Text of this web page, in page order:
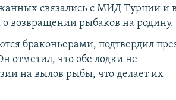
связались с МИД Турции и в
возвращении рыбаков на родину.
браконьерами, подтвердил
отметил, что обе лодки не
на вылов рыбы, что делает их